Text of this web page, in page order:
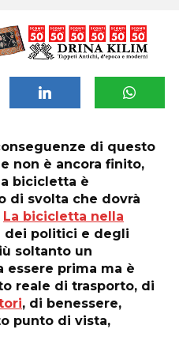
di questo
non è ancora finito,
bicicletta è
di svolta che dovrà
La bicicletta nella
dei politici e degli
soltanto un
prima ma è
reale di trasporto, di
, di benessere,
punto di vista,